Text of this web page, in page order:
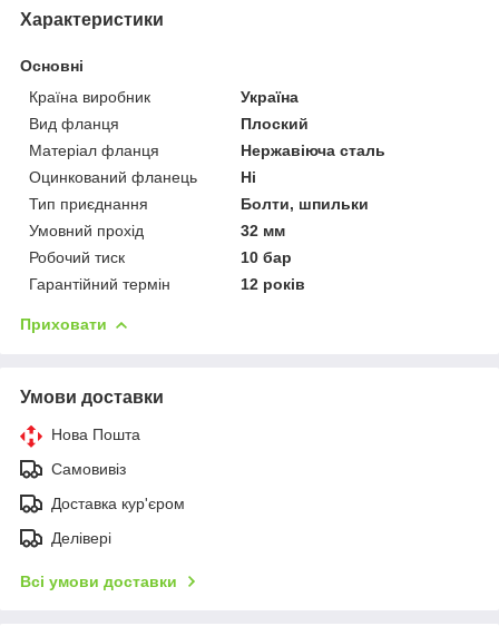
Характеристики
Основні
Країна виробник
Україна
Вид фланця
Плоский
Матеріал фланця
Нержавіюча сталь
Оцинкований фланець
Ні
Тип приєднання
Болти, шпильки
Умовний прохід
32 мм
Робочий тиск
10 бар
Гарантійний термін
12 років
Приховати
Умови доставки
Нова Пошта
Самовивіз
Доставка кур'єром
Делівері
Всі умови доставки